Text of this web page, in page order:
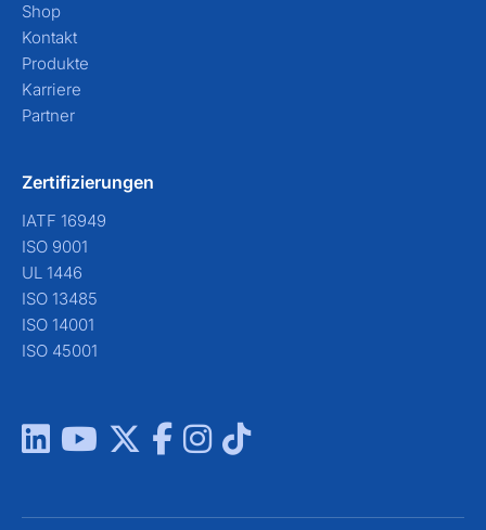
Shop
Kontakt
Produkte
Karriere
Partner
Zertifizierungen
IATF 16949
ISO 9001
UL 1446
ISO 13485
ISO 14001
ISO 45001